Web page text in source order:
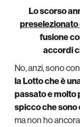
Lo scorso
fusione
accordi
No, anzi, sono
la Lotto che è
passato e molto
spicco che sono
ma non ho